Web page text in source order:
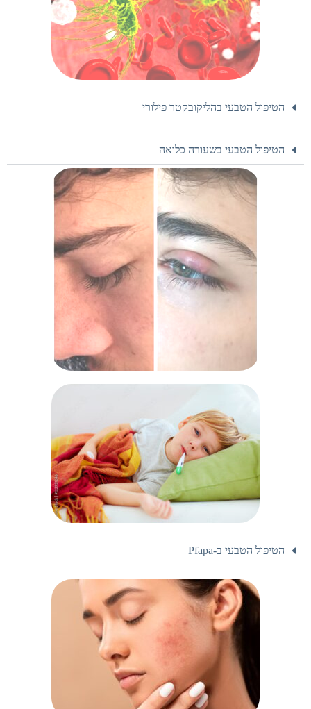
הטיפול הטבעי בהליקובקטר פילורי
הטיפול הטבעי בשעורה כלואה
הטיפול הטבעי ב-Pfapa